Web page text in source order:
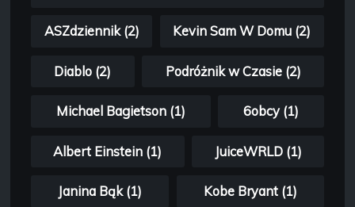
ASZdziennik (2) Kevin Sam W Domu (2)
Diablo (2) Podróżnik w Czasie (2)
Michael Bagietson (1) 6obcy (1)
Albert Einstein (1) JuiceWRLD (1)
Janina Bąk (1) Kobe Bryant (1)